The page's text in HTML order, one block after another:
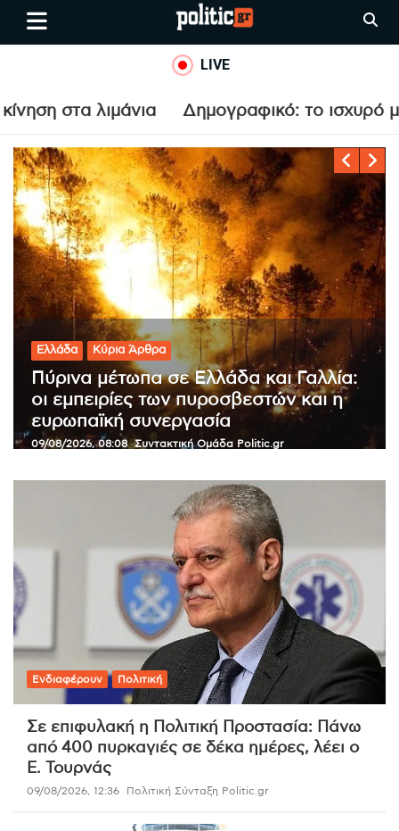
Skip
Ειδήσεις απο τη
Θεσσαλονίκη, την Ελλάδα και
politic.gr
LIVE
Δημογραφικό: το ισχυρό μήνυμα Μαρινάκη
Κόσμος Κύρια Άρθρα
Θετικές συνομιλίες του Ομάν με το
Ιράν για τα Στενά του Ορμούζ
08/08/2026, 19:02 Συντακτική Ομάδα Politic.gr
Ενδιαφέρουν Πολιτική
Σε επιφυλακή η Πολιτική Προστασία: Πάνω
από 400 πυρκαγιές σε δέκα ημέρες, λέει ο
Ε. Τουρνάς
09/08/2026, 12:36 Πολιτική Σύνταξη Politic.gr